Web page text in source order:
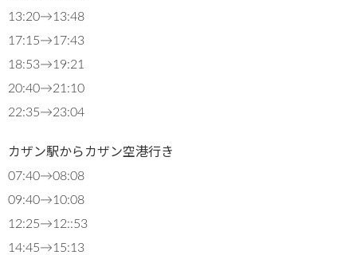
13:20→13:48
17:15→17:43
18:53→19:21
20:40→21:10
22:35→23:04
カザン駅からカザン空港行き
07:40→08:08
09:40→10:08
12:25→12::53
14:45→15:13